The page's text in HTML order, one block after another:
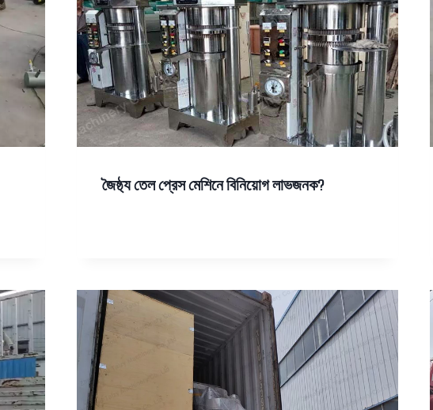
জৈষ্ঠ্য তেল প্রেস মেশিনে বিনিয়োগ লাভজনক?